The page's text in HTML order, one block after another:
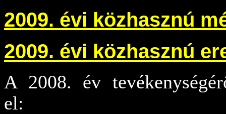
2009. évi közhasznú
2009. évi közhasznú
A 2008. év
el: